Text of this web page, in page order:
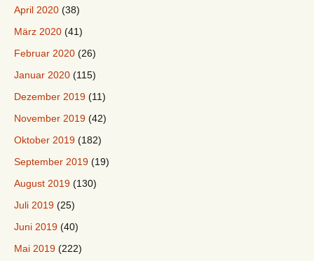
April 2020 (38)
März 2020 (41)
Februar 2020 (26)
Januar 2020 (115)
Dezember 2019 (11)
November 2019 (42)
Oktober 2019 (182)
September 2019 (19)
August 2019 (130)
Juli 2019 (25)
Juni 2019 (40)
Mai 2019 (222)